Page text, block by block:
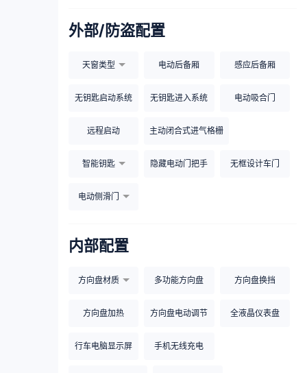
外部/防盗配置
天窗类型 电动后备厢 感应后备厢
无钥匙启动系统 无钥匙进入系统 电动吸合门
远程启动 主动闭合式进气格栅
智能钥匙 隐藏电动门把手 无框设计车门
电动侧滑门
内部配置
方向盘材质 多功能方向盘 方向盘换挡
方向盘加热 方向盘电动调节 全液晶仪表盘
行车电脑显示屏 手机无线充电